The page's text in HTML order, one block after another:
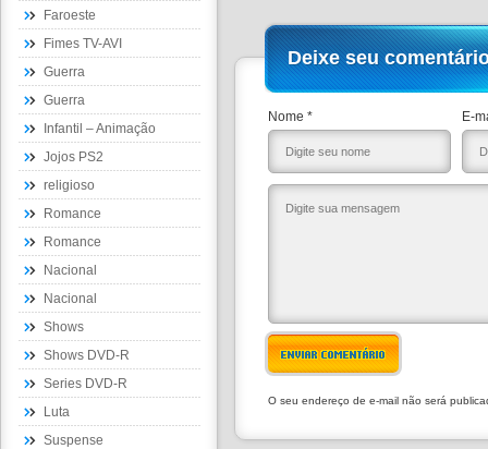
Faroeste
Fimes TV-AVI
Guerra
Guerra
Infantil – Animação
Jojos PS2
religioso
Romance
Romance
Nacional
Nacional
Shows
Shows DVD-R
Series DVD-R
Luta
Suspense
Deixe seu
Nome * E-
ENVIAR COMENTÁRIO
O seu endereço de e-mail não será